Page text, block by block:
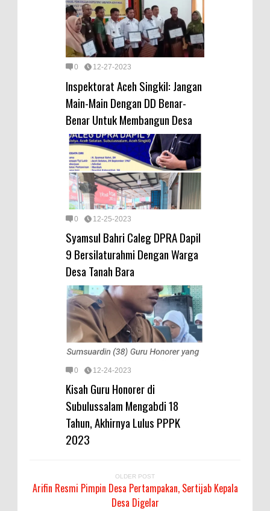
0 12-27-2023
Inspektorat Aceh Singkil: Jangan
Main-Main Dengan DD Benar-
Benar Untuk Membangun Desa
0 12-25-2023
Syamsul Bahri Caleg DPRA Dapil
9 Bersilaturahmi Dengan Warga
Desa Tanah Bara
0 12-24-2023
Kisah Guru Honorer di
Subulussalam Mengabdi 18
Tahun, Akhirnya Lulus PPPK
2023
OLDER POST
Arifin Resmi Pimpin Desa Pertampakan, Sertijab Kepala
Desa Digelar